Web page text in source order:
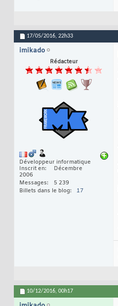
17/05/2016, 22h33
imikado
Rédacteur
Développeur informatique
Inscrit en
Décembre
2006
Messages
5 239
Billets dans le blog
17
10/12/2016, 00h17